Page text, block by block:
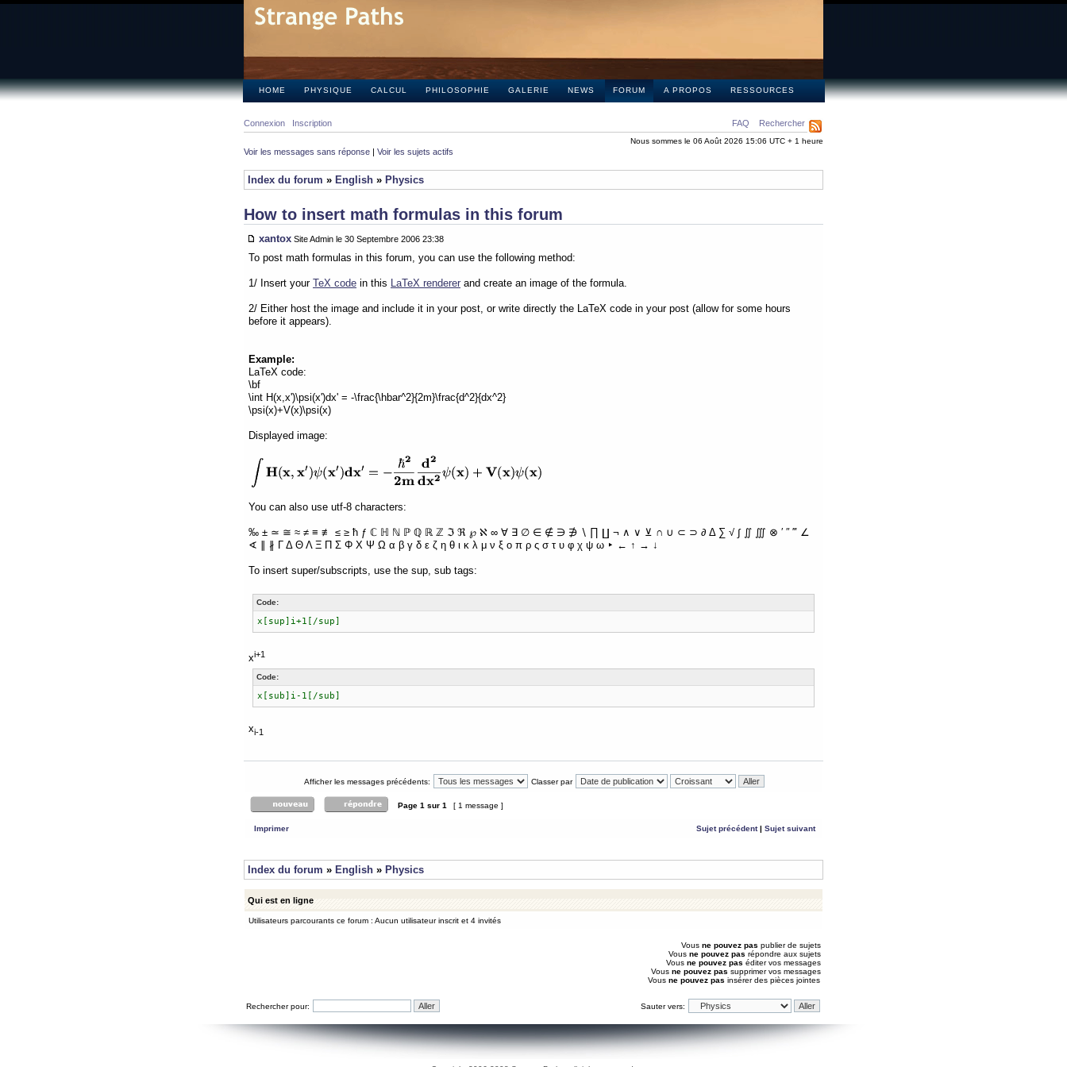
HOME PHYSIQUE CALCUL PHILOSOPHIE GALERIE NEWS FORUM A PROPOS RESSOURCES
FAQ Rechercher
Connexion Inscription
Nous sommes le 06 Août 2026 15:06 UTC + 1 heure
Voir les messages sans réponse | Voir les sujets actifs
Index du forum » English » Physics
How to insert math formulas in this forum
xantox Site Admin le 30 Septembre 2006 23:38
To post math formulas in this forum, you can use the following method:
1/ Insert your TeX code in this LaTeX renderer and create an image of the formula.
2/ Either host the image and include it in your post, or write directly the LaTeX code in your post (allow for some hours
before it appears).
Example:
LaTeX code:
\bf
\int H(x,x')\psi(x')dx' = -\frac{\hbar^2}{2m}\frac{d^2}{dx^2}
\psi(x)+V(x)\psi(x)
Displayed image:
You can also use utf-8 characters:
‰ ± ≃ ≅ ≈ ≠ ≡ ≢ ≤ ≥ ħ ƒ ℂ ℍ ℕ ℙ ℚ ℝ ℤ ℑ ℜ ℘ ℵ ∞ ∀ ∃ ∅ ∈ ∉ ∋ ∌ ∖ ∏ ∐ ¬ ∧ ∨ ⊻ ∩ ∪ ⊂ ⊃ ∂ Δ ∑ √ ∫ ∬ ∭ ⊗ ′ ″ ‴ ∠
∢ ∥ ∦ Γ Δ Θ Λ Ξ Π Σ Φ Χ Ψ Ω α β γ δ ε ζ η θ ι κ λ μ ν ξ ο π ρ ς σ τ υ φ χ ψ ω ‣ ← ↑ → ↓
To insert super/subscripts, use the sup, sub tags:
Code:
x[sup]i+1[/sup]
xi+1
Code:
x[sub]i-1[/sub]
xi-1
Afficher les messages précédents: Classer par
Page 1 sur 1 [ 1 message ]
Imprimer Sujet précédent| Sujet suivant
Index du forum » English » Physics
Qui est en ligne
Utilisateurs parcourants ce forum : Aucun utilisateur inscrit et 4 invités
Vous ne pouvez pas publier de sujets
Vous ne pouvez pas répondre aux sujets
Vous ne pouvez pas éditer vos messages
Vous ne pouvez pas supprimer vos messages
Vous ne pouvez pas insérer des pièces jointes
Rechercher pour: Sauter vers: